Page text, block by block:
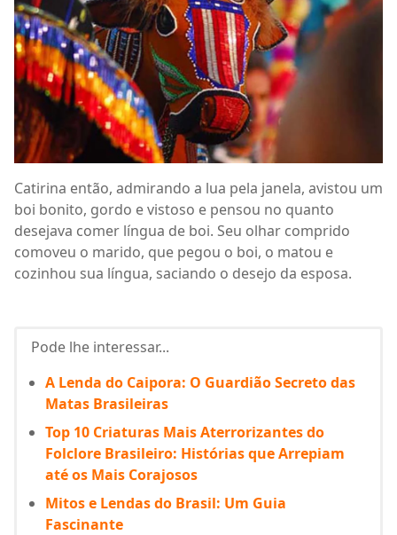
Catirina então, admirando a lua pela janela, avistou um
boi bonito, gordo e vistoso e pensou no quanto
desejava comer língua de boi. Seu olhar comprido
comoveu o marido, que pegou o boi, o matou e
cozinhou sua língua, saciando o desejo da esposa.
Pode lhe interessar...
A Lenda do Caipora: O Guardião Secreto das
Matas Brasileiras
Top 10 Criaturas Mais Aterrorizantes do
Folclore Brasileiro: Histórias que Arrepiam
até os Mais Corajosos
Mitos e Lendas do Brasil: Um Guia
Fascinante